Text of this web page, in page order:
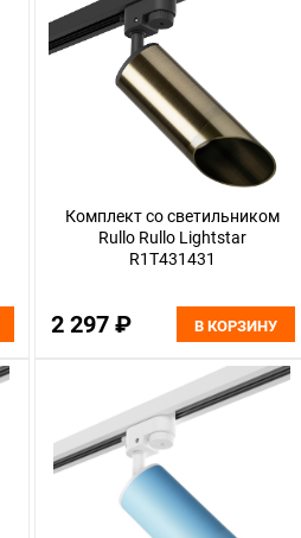
Комплект со светильником
Rullo Rullo Lightstar
R1T431431
2 297 ₽ В КОРЗИНУ